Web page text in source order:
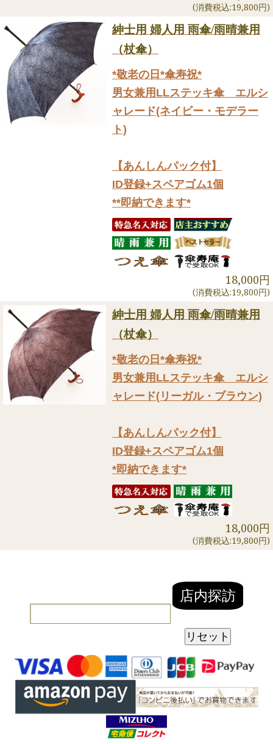
(消費税込:19,800円)
紳士用 婦人用 雨傘/雨晴兼用
（杖傘）
*敬老の日*傘寿祝*
男女兼用LLステッキ傘 エルシ
ャレード(ネイビー・モデラー
ト)
【あんしんパック付】
ID登録+スペアゴム1個
**即納できます*
18,000円
(消費税込:19,800円)
紳士用 婦人用 雨傘/雨晴兼用
（杖傘）
*敬老の日*傘寿祝*
男女兼用LLステッキ傘 エルシ
ャレード(リーガル・ブラウン)
【あんしんパック付】
ID登録+スペアゴム1個
*即納できます*
18,000円
(消費税込:19,800円)